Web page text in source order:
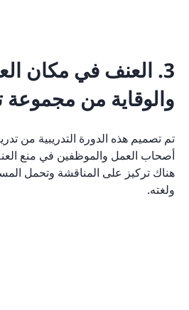
3. العنف في مكان
والوقاية من مجموعة
تم تصميم هذه الدورة التدريبية من
أصحاب العمل والموظفين في منع
هناك تركيز على المناقشة وتحمل
ولغته.